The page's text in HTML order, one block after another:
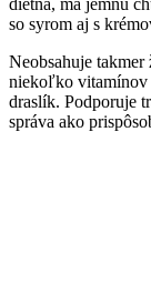
diétna, má jemnú
so syrom aj s
Neobsahuje
niekoľko vitamínov
draslík. Podporuje
správa ako